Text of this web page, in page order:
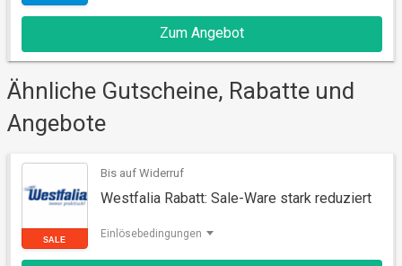
Zum Angebot
Ähnliche Gutscheine, Rabatte und
Angebote
Bis auf Widerruf
Westfalia Rabatt: Sale-Ware stark reduziert
Einlösebedingungen